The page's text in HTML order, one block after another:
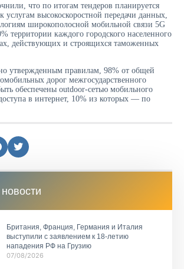
что по итогам тендеров планируется
услугам высокоскоростной передачи данных,
широкополосной мобильной связи 5G
территории каждого городского населенного
действующих и строящихся таможенных
утвержденным правилам, 98% от общей
дорог межгосударственного
обеспечены outdoor-сетью мобильного
в интернет, 10% из которых — по
Британия, Франция, Германия и Италия
выступили с заявлением к 18-летию
нападения РФ на Грузию
07/08/2026